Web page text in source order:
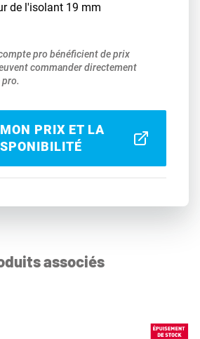
de l'isolant 19 mm
pro bénéficient de prix
commander directement
PRIX ET LA
associés